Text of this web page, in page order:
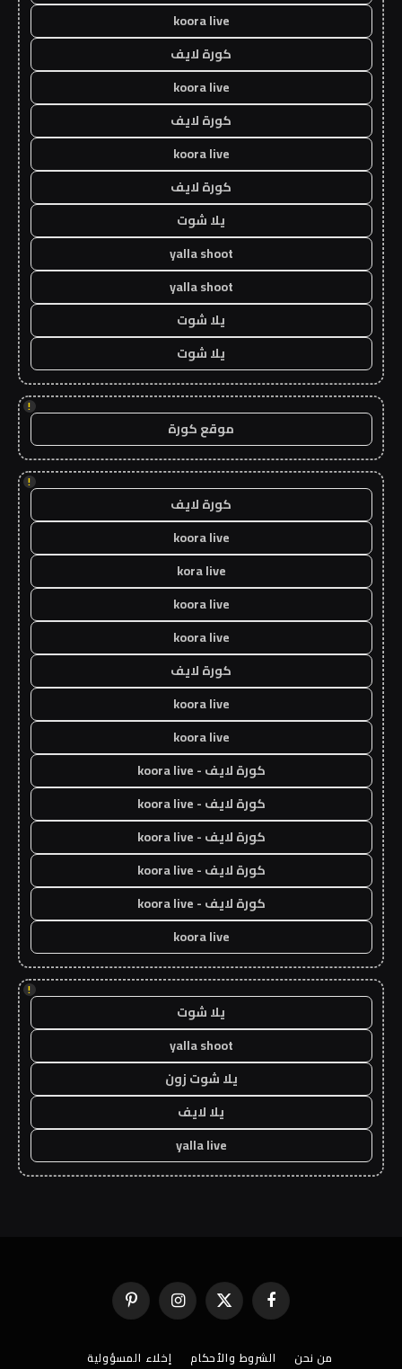
koora live
كورة لايف
koora live
كورة لايف
koora live
كورة لايف
يلا شوت
yalla shoot
yalla shoot
يلا شوت
يلا شوت
!
موقع كورة
!
كورة لايف
koora live
kora live
koora live
koora live
كورة لايف
koora live
koora live
كورة لايف - koora live
كورة لايف - koora live
كورة لايف - koora live
كورة لايف - koora live
كورة لايف - koora live
koora live
!
يلا شوت
yalla shoot
يلا شوت زون
يلا لايف
yalla live
فيسبوك X
(Twitter)
الانستغرامبينتيريست
من نحن الشروط والأحكام إخلاء المسؤولية